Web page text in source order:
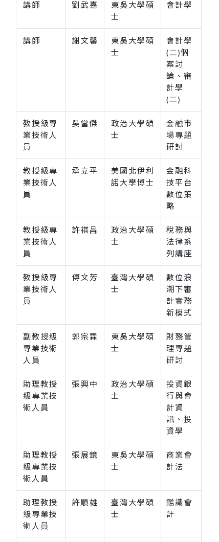
講師 劉武嘉
東吳大學碩
士
會計學
講師 謝文馨
東吳大學碩
士
會計學
(二)個
案討
論、審
計學
(二)
教授級專
業技術人
員
吳當傑
政治大學碩
士
金融市
場專題
研討
教授級專
業技術人
員
承立平
美國北伊利
諾大學博士
金融科
技平台
數位策
略
教授級專
業技術人
員
許祺昌
政治大學碩
士
稅務與
法律系
列講座
教授級專
業技術人
員
傅文芳
臺灣大學碩
士
數位浪
潮下審
計實務
新模式
副教授級
專業技術
人員
郭宗霖
東吳大學碩
士
財務管
理專題
研討
助理教授
級專業技
術人員
張興中
政治大學碩
士
投資銀
行與會
計資
訊、投
資學
助理教授
級專業技
術人員
張展鏡
東吳大學碩
士
商業會
計法
助理教授
級專業技
術人員
許順雄
臺灣大學碩
士
鑑識會
計